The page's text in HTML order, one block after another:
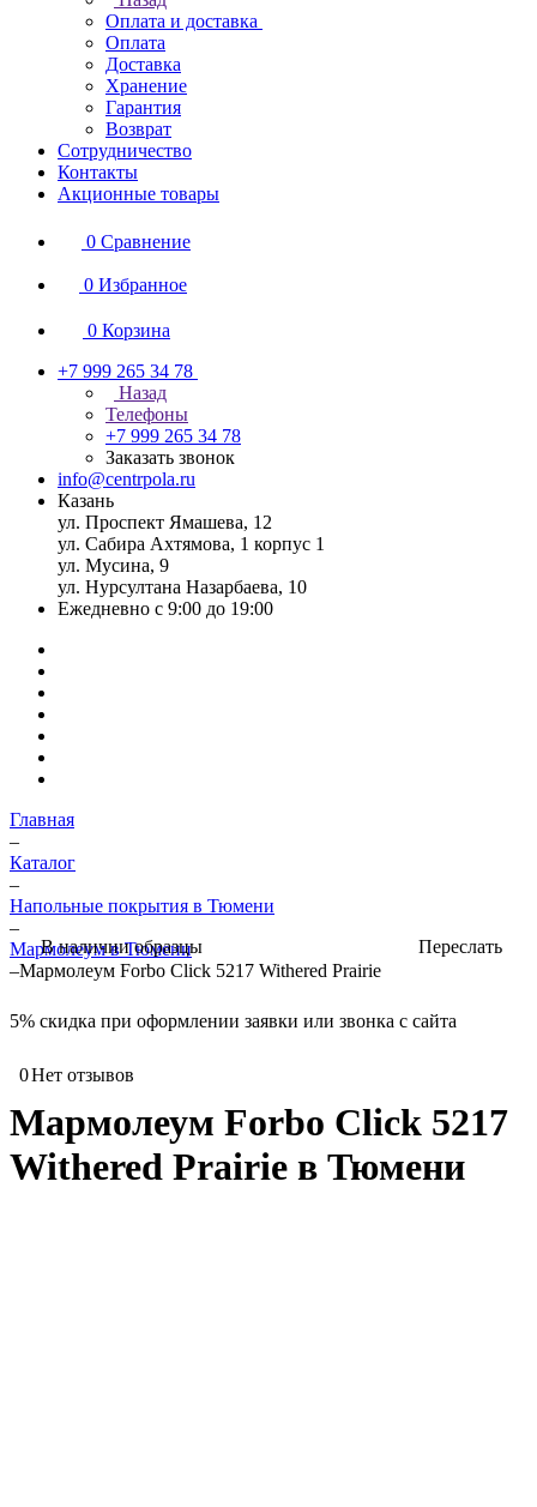
Оплата и доставка
Оплата
Доставка
Хранение
Гарантия
Возврат
Сотрудничество
Контакты
Акционные товары
0 Сравнение
0 Избранное
0 Корзина
+7 999 265 34 78
Назад
Телефоны
+7 999 265 34 78
Заказать звонок
info@centrpola.ru
Казань
ул. Проспект Ямашева, 12
ул. Сабира Ахтямова, 1 корпус 1
ул. Мусина, 9
ул. Нурсултана Назарбаева, 10
Ежедневно с 9:00 до 19:00
Главная
–
Каталог
–
Напольные покрытия в Тюмени
–
Мармолеум в Тюмени
–Мармолеум Forbo Click 5217 Withered Prairie
5% скидка при оформлении заявки или звонка с сайта
0Нет отзывов
Мармолеум Forbo Click 5217
Withered Prairie в Тюмени
В наличии образцы Переслать